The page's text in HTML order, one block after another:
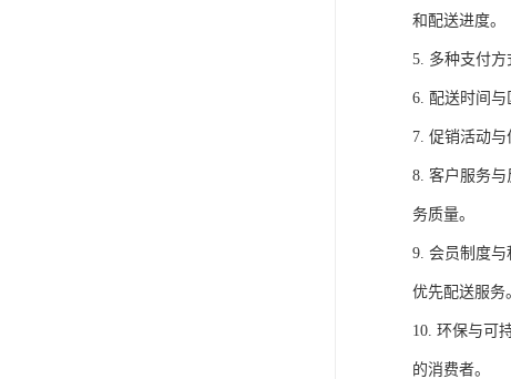
和配送进度。
5. 多种支付方
6. 配送时间与
7. 促销活动
8. 客户服务
务质量。
9. 会员制度
优先配送服务
10. 环保与可
的消费者。